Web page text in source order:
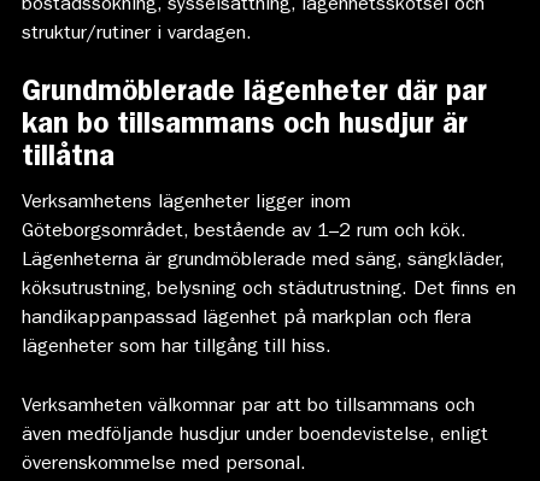
bostadssökning, sysselsättning, lägenhetsskötsel och
struktur/rutiner i vardagen.
Grundmöblerade lägenheter där par
kan bo tillsammans och husdjur är
tillåtna
Verksamhetens lägenheter ligger inom
Göteborgsområdet, bestående av 1–2 rum och kök.
Lägenheterna är grundmöblerade med säng, sängkläder,
köksutrustning, belysning och städutrustning. Det finns en
handikappanpassad lägenhet på markplan och flera
lägenheter som har tillgång till hiss.
Verksamheten välkomnar par att bo tillsammans och
även medföljande husdjur under boendevistelse, enligt
överenskommelse med personal.